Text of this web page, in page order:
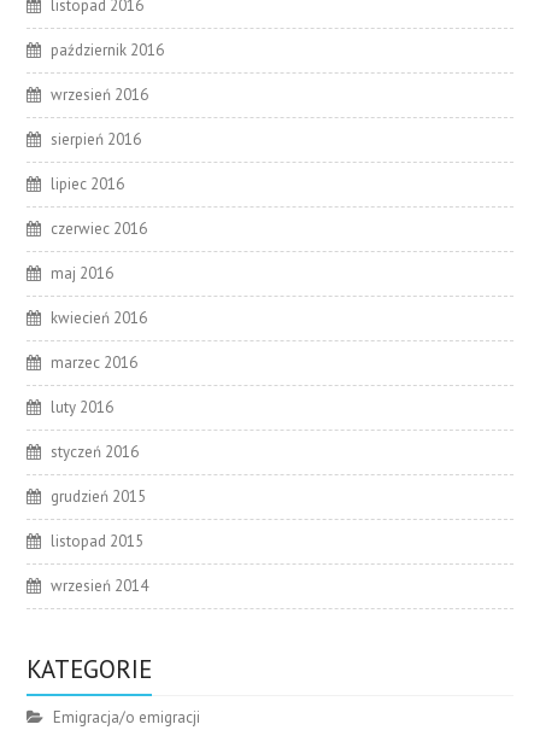
listopad 2016
październik 2016
wrzesień 2016
sierpień 2016
lipiec 2016
czerwiec 2016
maj 2016
kwiecień 2016
marzec 2016
luty 2016
styczeń 2016
grudzień 2015
listopad 2015
wrzesień 2014
KATEGORIE
Emigracja/o emigracji